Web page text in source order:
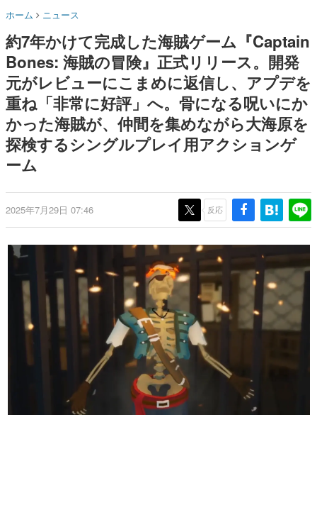
名作ゲームクリエイターの方々に製作時のエピソードをお
きます。
赫本
この物語を解いてはいけない。『赫本』は、〈試験問題〉
の形をした短編ホラー小説集です。
新世代に訊く
これからのデジタルゲーム市場を担う若きクリエイター達
の姿を追い、彼らのルーツと情熱を探っていきます。
日本のコンテンツ産業やカルチャーに与えた影響を探る企
画です。
日本のモバイルゲーム史における主要なトピック・タイト
ルを網羅するほか、開発者へのインタビューや識者による
解説を掲載。約20年の歴史が一望できる決定版！
若ゲのいたり〜ゲームクリエイターの青春〜
『うつヌケ』『ペンと箸』等で知られるマンガ家・田中圭
一先生によるゲーム業界レポートマンガです。
なんでゲームは面白い？
ゲーム開発者・hamatsu氏がゲームの魅力を画面や操作の
具体的な形から解き明かしていく、硬派で骨太な評論連載
です。
ゲームが変えた日本語
「経験値」「裏技」「ラスボス」… ゲームにまつわる言葉
界生活』オットー役、『ヒプノ
シスマイク』山田三郎役など
プロ野球選手から称賛の声
ホーム ニュース
約7年かけて完成した海賊ゲーム『Captain
Bones: 海賊の冒険』正式リリース。開発
元がレビューにこまめに返信し、アプデを
重ね「非常に好評」へ。骨になる呪いにか
かった海賊が、仲間を集めながら大海原を
探検するシングルプレイ用アクションゲ
ーム
2025年7月29日 07:46 反応